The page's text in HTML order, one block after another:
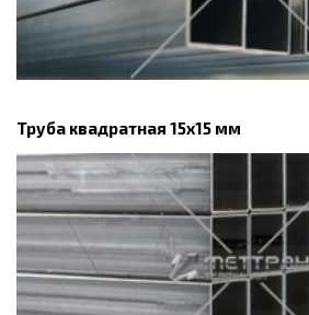
Труба квадратная 15х15 мм